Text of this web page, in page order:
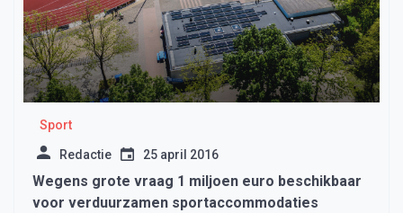
Sport
Redactie 25 april 2016
Wegens grote vraag 1 miljoen euro beschikbaar
voor verduurzamen sportaccommodaties